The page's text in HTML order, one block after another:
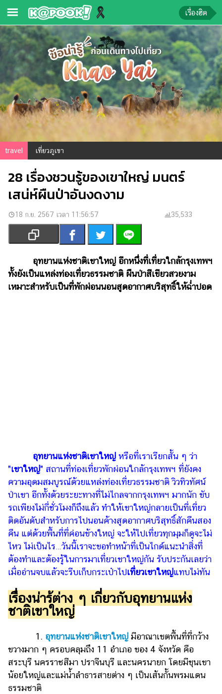
ข่าว-
ความ
รู้
ข่าว
ข่าว
บันเทิง
ตรวจ
หวย
ผล
บอล
สด
การ
เงิน
การ
บันเทิง
ดูด
วง
ผู้
หญิง
ผู้ชาย
สุขภาพ
ท่อง
เที่ยว
สูตร
อาหาร
ง่ายๆ
ช้อป
ปิ้ง
รถยนต์
เรื่องฮิต
travel เที่ยวภูเขา
28 เรื่องชวนรู้ของเขาใหญ่ มนตร์
เสน่ห์ผืนป่าอันงดงาม
18 ก.ย. 2567 เวลา 11:56:57 35,533
อุทยานแห่งชาติเขาใหญ่ อีกหนึ่งที่เที่ยวใกล้กรุงเทพฯ
ทั้งยังเป็นแหล่งท่องเที่ยวธรรมชาติ ผืนป่าสีเขียวสวยงาม
เหมาะสำหรับเป็นที่พักผ่อนนอนสูดอากาศบริสุทธิ์ให้ฉ่ำปอด
อุทยานแห่งชาติเขาใหญ่ หรือที่เราเรียกสั้น ๆ ว่า
"เขาใหญ่" สถานที่ท่องเที่ยวพักผ่อนใกล้กรุงเทพฯ ที่ยังคง
ความอุดมสมบูรณ์ด้วยแหล่งท่องเที่ยวธรรมชาติ วิวทิวทัศน์
ป่าเขา อีกทั้งด้วยระยะทางที่ไม่ไกลจากกรุงเทพฯ มากนัก ขับ
รถเพียงไม่กี่ชั่วโมงก็ถึงแล้ว ทำให้เขาใหญ่กลายเป็นที่เที่ยว
ติดอันดับสำหรับการไปนอนค้างสูดอากาศบริสุทธิ์สักคืนสอง
คืน แต่ด้วยพื้นที่ที่ค่อนข้างใหญ่ จะให้ไปเที่ยวทุกมุมก็ดูจะไม่
ไหว ไม่เป็นไร…วันนี้เราจะขอทำหน้าที่เป็นไกด์แนะนำสิ่งที่
ต้องทำและต้องรู้ในการมาเที่ยวเขาใหญ่กัน รับประกันเลยว่า
เมื่ออ่านจบแล้วจะรีบเก็บกระเป๋าไปเที่ยวเขาใหญ่แทบไม่ทัน
เรื่องน่ารู้ต่าง ๆ เกี่ยวกับอุทยานแห่ง
ชาติเขาใหญ่
1. อุทยานแห่งชาติเขาใหญ่ มีอาณาเขตพื้นที่ที่กว้าง
ขวางมาก ๆ ครอบคลุมถึง 11 อำเภอ ของ 4 จังหวัด คือ
สระบุรี นครราชสีมา ปราจีนบุรี และนครนายก โดยมีขุนเขา
น้อยใหญ่และแม่น้ำลำธารสายต่าง ๆ เป็นเส้นกั้นพรมแดน
ธรรมชาติ